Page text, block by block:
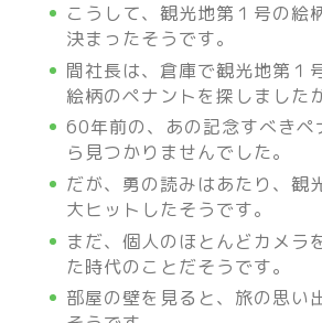
こうして、観光地第１号の絵
決まったそうです。
間社長は、倉庫で観光地第１
絵柄のペナントを探しました
60年前の、あの記念すべきペ
ら見つかりませんでした。
だが、勇の読みはあたり、観
大ヒットしたそうです。
まだ、個人のほとんどカメラ
た時代のことだそうです。
部屋の壁を見ると、旅の思い